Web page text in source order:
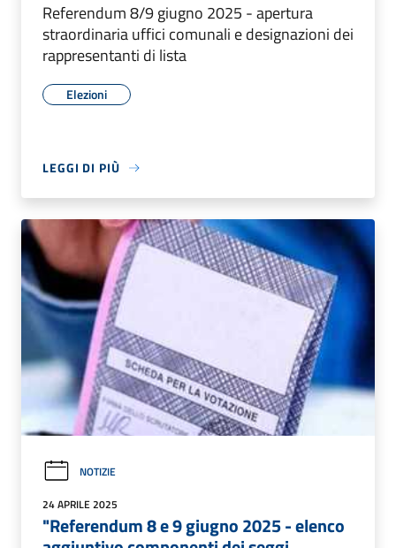
Referendum 8/9 giugno 2025 - apertura
straordinaria uffici comunali e designazioni dei
rappresentanti di lista
Elezioni
LEGGI DI PIÙ
NOTIZIE
24 APRILE 2025
"Referendum 8 e 9 giugno 2025 - elenco